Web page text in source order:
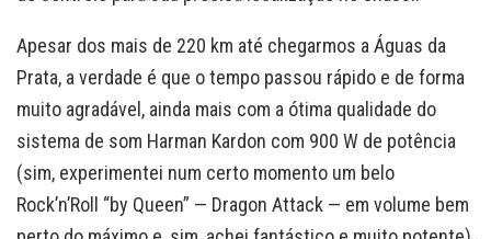
Apesar dos mais de 220 km até chegarmos a Águas da
Prata, a verdade é que o tempo passou rápido e de forma
muito agradável, ainda mais com a ótima qualidade do
sistema de som Harman Kardon com 900 W de potência
(sim, experimentei num certo momento um belo
Rock’n’Roll “by Queen” — Dragon Attack — em volume bem